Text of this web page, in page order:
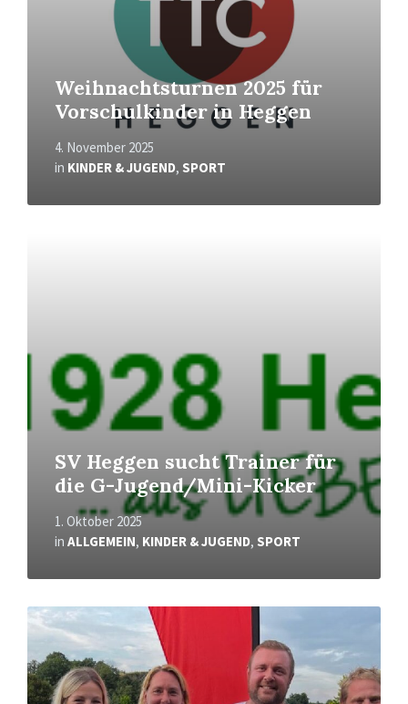
Weihnachtsturnen 2025 für
Vorschulkinder in Heggen
4. November 2025
in KINDER & JUGEND, SPORT
SV Heggen sucht Trainer für
die G-Jugend/Mini-Kicker
1. Oktober 2025
in ALLGEMEIN, KINDER & JUGEND, SPORT
Mehr
erfahren